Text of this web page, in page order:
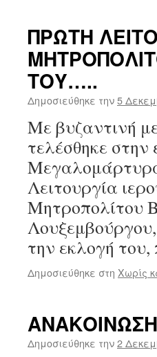
ΠΡΩΤΗ
ΤΟΥ…..
Δημοσιεύθηκε την5
Με βυζαντινή
τελέσθηκε στην
Λειτουργία
Μητροπολίτου
την εκλογή
Δημοσιεύθηκε στη Χωρίς
Δημοσιεύθηκε την2